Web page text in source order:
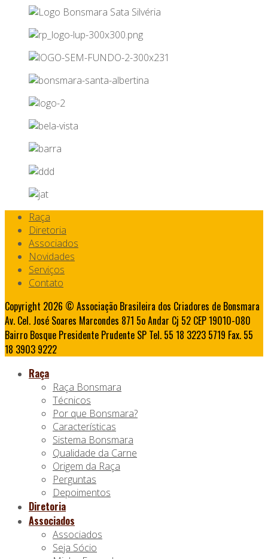
Raça
Diretoria
Associados
Novidades
Serviços
Contato
Copyright 2026 © Associação Brasileira dos Criadores de Bonsmara
Av. Cel. José Soares Marcondes 871 5o Andar Cj 52 CEP 19010-080
Bairro Bosque Presidente Prudente SP Tel. 55 18 3223 5719 Fax. 55
18 3903 9222
Raça
Raça Bonsmara
Técnicos
Por que Bonsmara?
Características
Sistema Bonsmara
Qualidade da Carne
Origem da Raça
Perguntas
Depoimentos
Diretoria
Associados
Associados
Seja Sócio